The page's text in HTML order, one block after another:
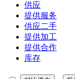
供应
提供服务
供应二手
提供加工
提供合作
库存